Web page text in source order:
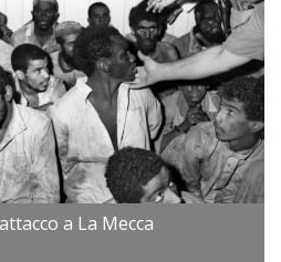
a La Mecca